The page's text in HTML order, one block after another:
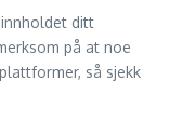
ditt
på at noe
så sjekk